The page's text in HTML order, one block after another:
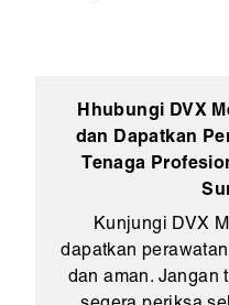
Hhubungi DVX
dan Dapatkan
Tenaga
Kunjungi DVX
dapatkan
dan aman. Jangan